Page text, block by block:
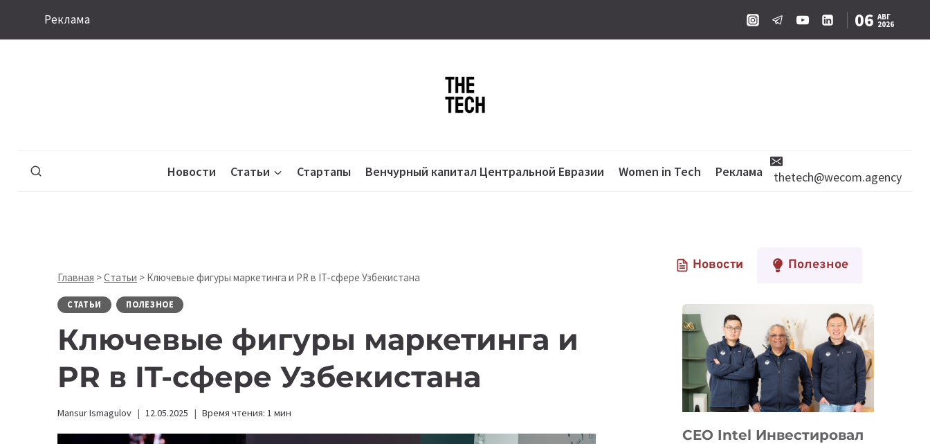
Реклама 06 АВГ
2026
Новости Статьи Стартапы Венчурный капитал Центральной Евразии Women in Tech Реклама thetech@wecom.agency
Главная >Статьи > Ключевые фигуры маркетинга и PR в IT-сфере Узбекистана
СТАТЬИ ПОЛЕЗНОЕ
Ключевые фигуры маркетинга и
PR в IT-сфере Узбекистана
Mansur Ismagulov 12.05.2025 Время чтения: 1 мин
Новости Полезное
CEO Intel Инвестировал